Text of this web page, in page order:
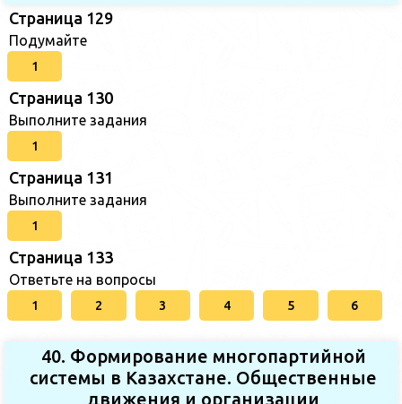
Страница 129
Подумайте
1
Страница 130
Выполните задания
1
Страница 131
Выполните задания
1
Страница 133
Ответьте на вопросы
1 2 3 4 5 6
40. Формирование многопартийной
системы в Казахстане. Общественные
движения и организации